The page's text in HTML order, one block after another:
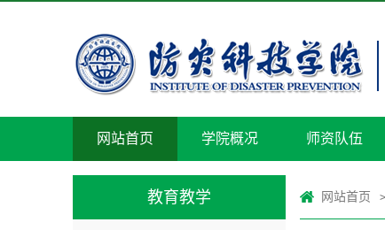
网站首页 学院概况 师资队伍
教育教学 网站首页 >